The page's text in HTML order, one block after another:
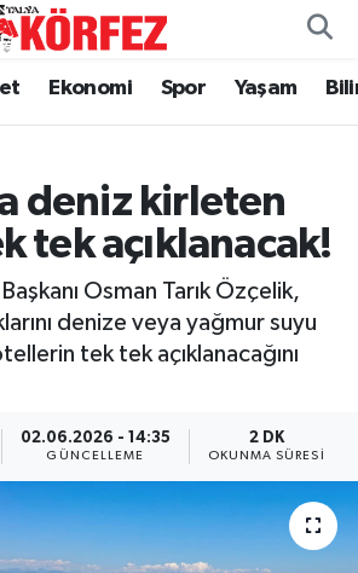
Ekonomi Spor Yaşam
deniz kirleten
tek açıklanacak!
Osman Tarık Özçelik,
denize veya yağmur suyu
tek tek açıklanacağını
02.06.2026 - 14:35
GÜNCELLEME
2 DK
OKUNMA SÜRESI